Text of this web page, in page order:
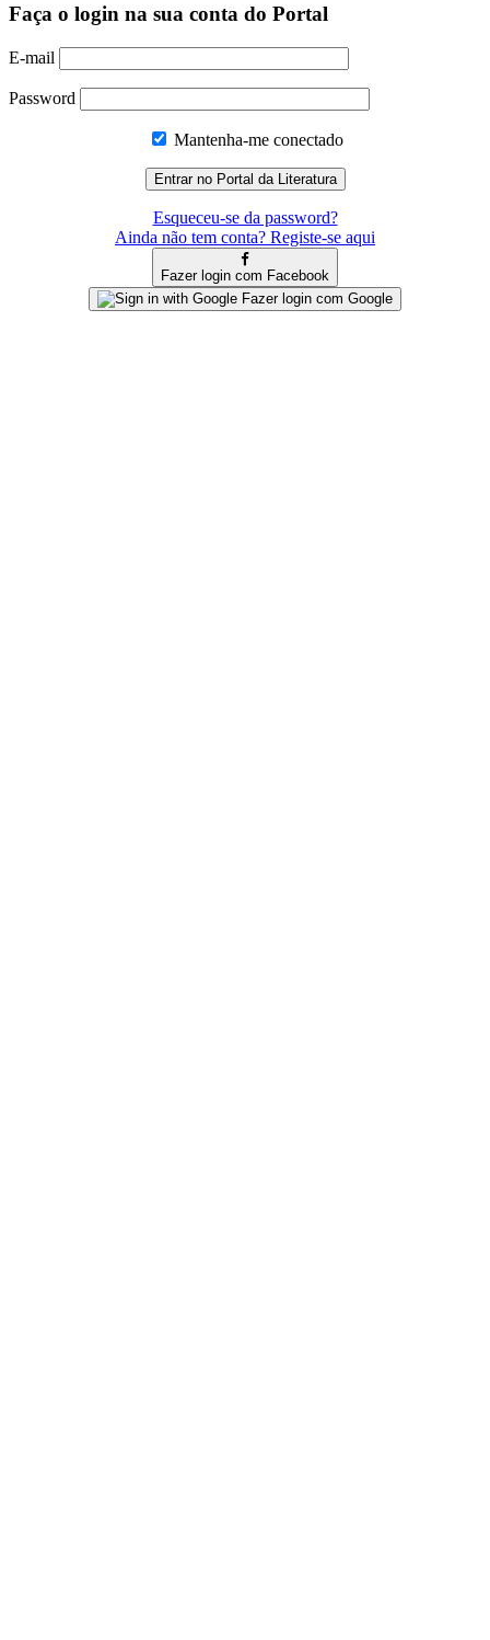
Faça o login na sua conta do Portal
E-mail
Password
Mantenha-me conectado
Esqueceu-se da password?
Ainda não tem conta? Registe-se aqui
Fazer login com Facebook
Fazer login com Google